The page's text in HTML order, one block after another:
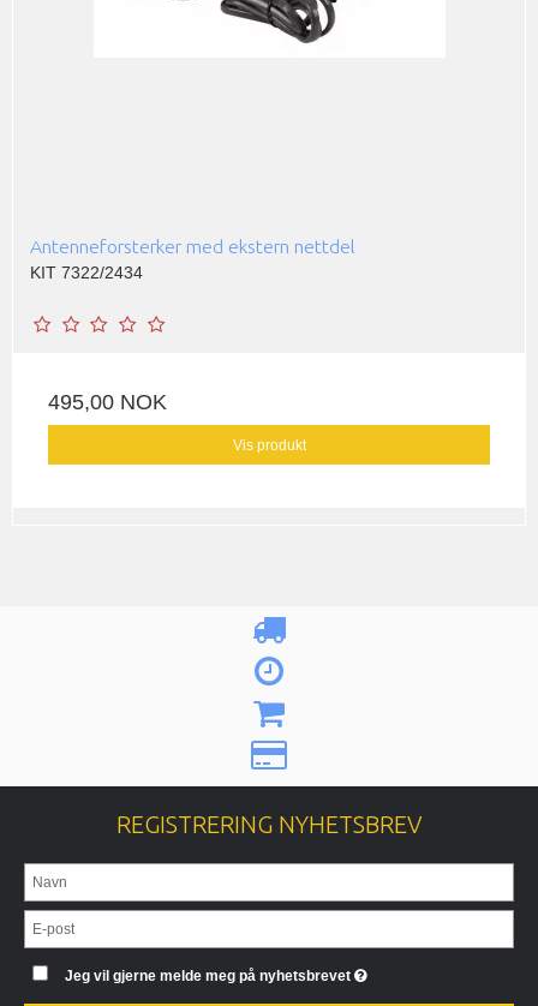
Antenneforsterker med ekstern nettdel
KIT 7322/2434
495,00 NOK
Vis produkt
REGISTRERING NYHETSBREV
Jeg vil gjerne melde meg på nyhetsbrevet